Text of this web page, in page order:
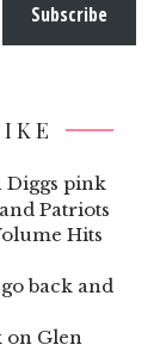
Subscribe
Diggs pink
Patriots
Hits
back and
on Glen